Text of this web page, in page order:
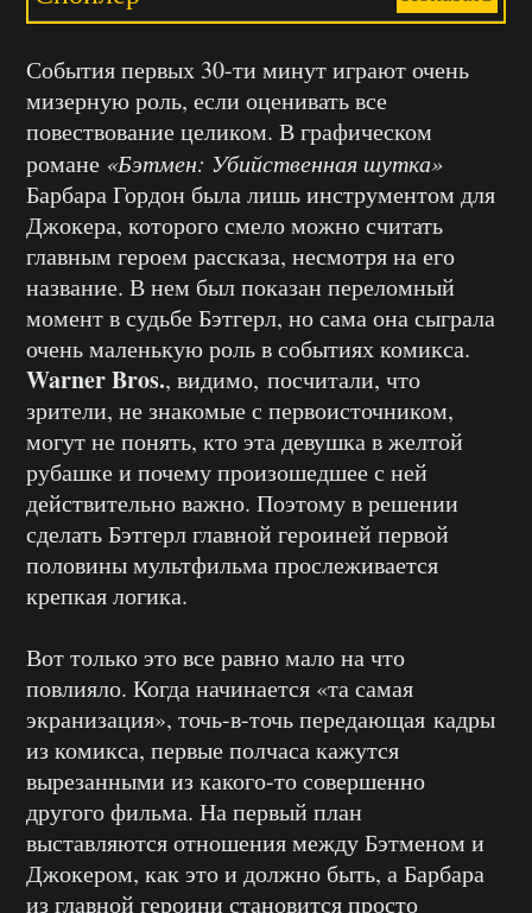
События первых 30-ти минут играют очень
мизерную роль, если оценивать все
повествование целиком. В графическом
романе «Бэтмен: Убийственная шутка»
Барбара Гордон была лишь инструментом для
Джокера, которого смело можно считать
главным героем рассказа, несмотря на его
название. В нем был показан переломный
момент в судьбе Бэтгерл, но сама она сыграла
очень маленькую роль в событиях комикса.
Warner Bros., видимо, посчитали, что
зрители, не знакомые с первоисточником,
могут не понять, кто эта девушка в желтой
рубашке и почему произошедшее с ней
действительно важно. Поэтому в решении
сделать Бэтгерл главной героиней первой
половины мультфильма прослеживается
крепкая логика.
Вот только это все равно мало на что
повлияло. Когда начинается «та самая
экранизация», точь-в-точь передающая кадры
из комикса, первые полчаса кажутся
вырезанными из какого-то совершенно
другого фильма. На первый план
выставляются отношения между Бэтменом и
Джокером, как это и должно быть, а Барбара
из главной героини становится просто